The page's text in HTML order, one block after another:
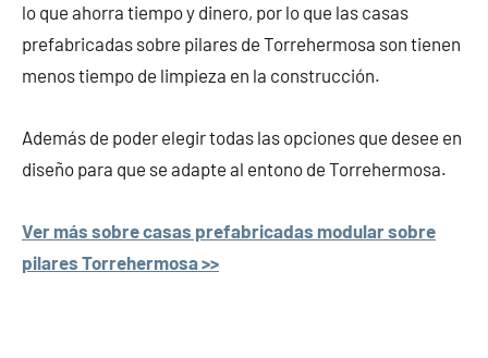
lo que ahorra tiempo y dinero, por lo que las casas
prefabricadas sobre pilares de Torrehermosa son tienen
menos tiempo de limpieza en la construcción.
Además de poder elegir todas las opciones que desee en
diseño para que se adapte al entono de Torrehermosa.
Ver más sobre casas prefabricadas modular sobre
pilares Torrehermosa >>